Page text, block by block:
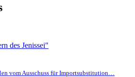
des Jenissei"
vom Ausschuss für Importsubstitution…